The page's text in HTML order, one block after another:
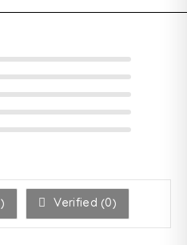
) Verified (0)